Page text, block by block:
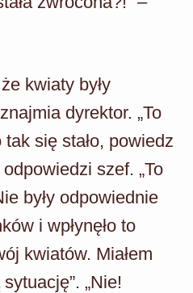
kwiaty były
dyrektor. „To
się stało, powiedz
szef. „To
były odpowiednie
i wpłynęło to
kwiatów. Miałem
„Nie!